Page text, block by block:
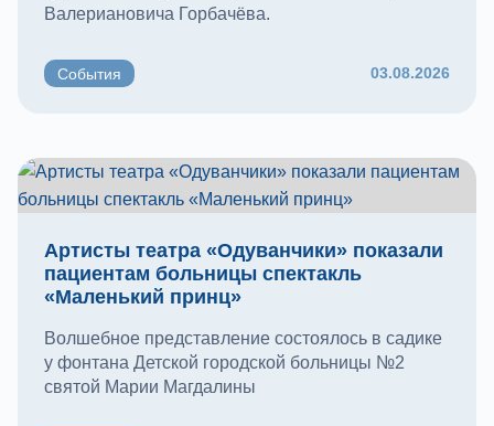
Валериановича Горбачёва.
События 03.08.2026
Артисты театра «Одуванчики» показали
пациентам больницы спектакль
«Маленький принц»
Волшебное представление состоялось в садике
у фонтана Детской городской больницы №2
святой Марии Магдалины